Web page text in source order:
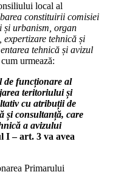
local al
constituirii comisiei
și urbanism, organ
tehnică și
tehnică și avizul
urmează:
de funcționare al
teritoriului și
cu atribuții de
și consultanță, care
a avizului
I – art. 3 va avea
Primarului